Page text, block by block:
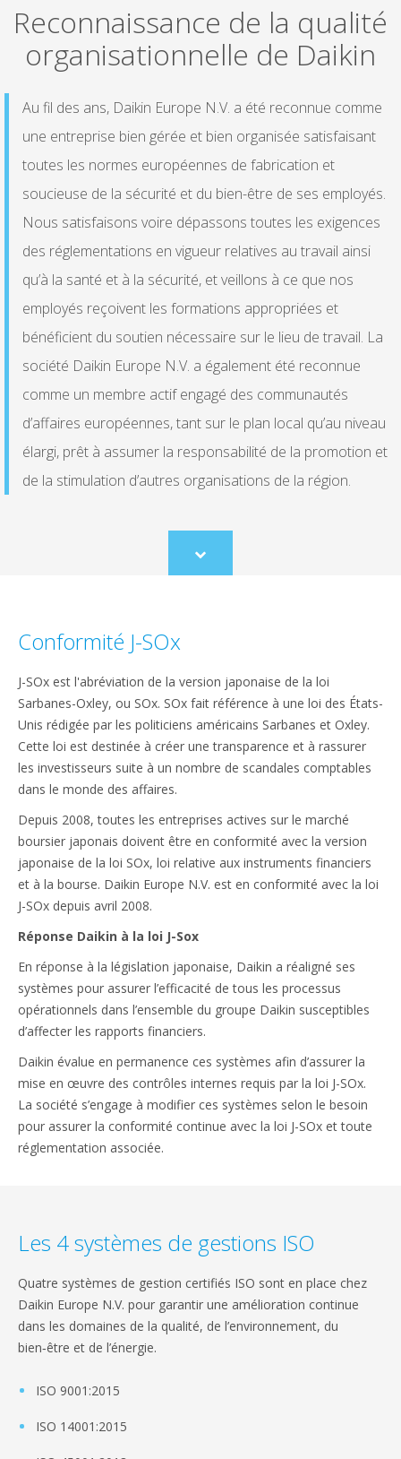
Reconnaissance de la qualité
organisationnelle de Daikin
Au fil des ans, Daikin Europe N.V. a été reconnue comme
une entreprise bien gérée et bien organisée satisfaisant
toutes les normes européennes de fabrication et
soucieuse de la sécurité et du bien-être de ses employés.
Nous satisfaisons voire dépassons toutes les exigences
des réglementations en vigueur relatives au travail ainsi
qu’à la santé et à la sécurité, et veillons à ce que nos
employés reçoivent les formations appropriées et
bénéficient du soutien nécessaire sur le lieu de travail. La
société Daikin Europe N.V. a également été reconnue
comme un membre actif engagé des communautés
d’affaires européennes, tant sur le plan local qu’au niveau
élargi, prêt à assumer la responsabilité de la promotion et
de la stimulation d’autres organisations de la région.
Scroll
to
Conformité J-SOx
J-SOx est l'abréviation de la version japonaise de la loi
Sarbanes-Oxley, ou SOx. SOx fait référence à une loi des États-
Unis rédigée par les politiciens américains Sarbanes et Oxley.
Cette loi est destinée à créer une transparence et à rassurer
les investisseurs suite à un nombre de scandales comptables
dans le monde des affaires.
Depuis 2008, toutes les entreprises actives sur le marché
boursier japonais doivent être en conformité avec la version
japonaise de la loi SOx, loi relative aux instruments financiers
et à la bourse. Daikin Europe N.V. est en conformité avec la loi
J-SOx depuis avril 2008.
Réponse Daikin à la loi J-Sox
En réponse à la législation japonaise, Daikin a réaligné ses
systèmes pour assurer l’efficacité de tous les processus
opérationnels dans l’ensemble du groupe Daikin susceptibles
d’affecter les rapports financiers.
Daikin évalue en permanence ces systèmes afin d’assurer la
mise en œuvre des contrôles internes requis par la loi J-SOx.
La société s’engage à modifier ces systèmes selon le besoin
pour assurer la conformité continue avec la loi J-SOx et toute
réglementation associée.
Les 4 systèmes de gestions ISO
Quatre systèmes de gestion certifiés ISO sont en place chez
Daikin Europe N.V. pour garantir une amélioration continue
dans les domaines de la qualité, de l’environnement, du
bien‑être et de l’énergie.
ISO 9001:2015
ISO 14001:2015